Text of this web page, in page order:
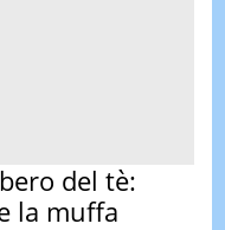
del tè:
la muffa